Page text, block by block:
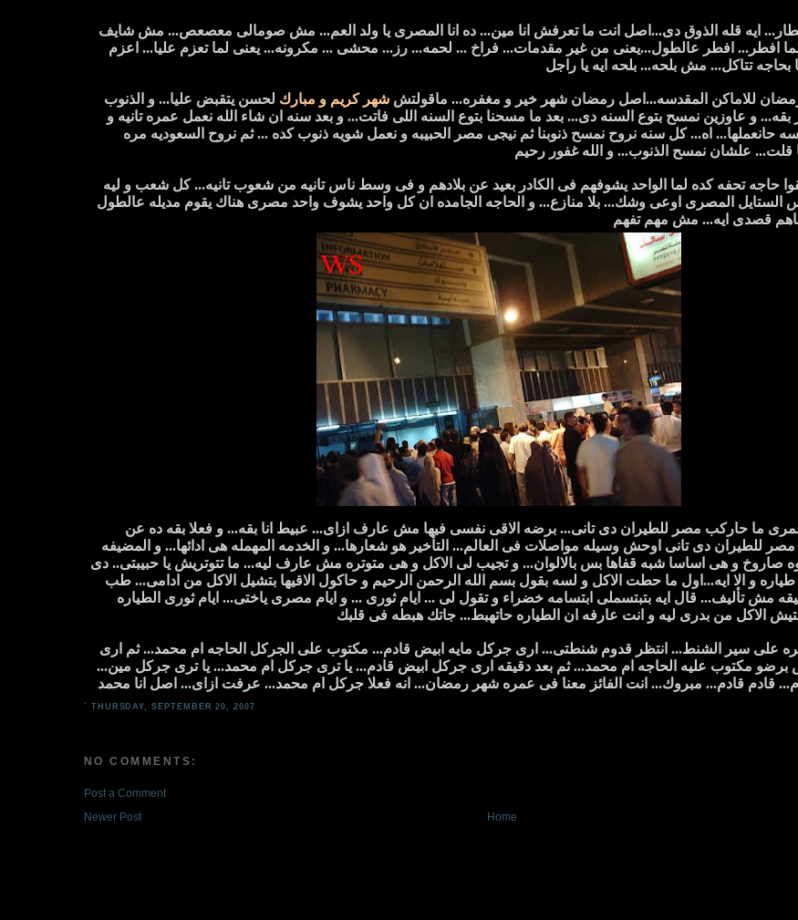
ايه قله الذوق دى...اصل انت ما تعرفش انا مين... ده انا المصرى يا ولد العم... مش صومالى معصعص... مش شايف
لما افطر... افطر عالطول...يعنى من غير مقدمات... فراخ ... لحمه... رز... محشى ... مكرونه... يعنى لما تعزم عليا... اعزم
بحاجه تتاكل... مش بلحه... بلحه ايه يا راجل
للاماكن المقدسه...اصل رمضان شهر خير و مغفره... ماقولتش شهر كريم و مبارك لحسن يتقبض عليا... و الذنوب
بقه... و عاوزين نمسح بتوع السنه دى... بعد ما مسحنا بتوع السنه اللى فاتت... و بعد سنه ان شاء الله نعمل عمره تانيه و
حانعملها... اه... كل سنه نروح نمسح ذنوبنا ثم نيجى مصر الحبيبه و نعمل شويه ذنوب كده ... ثم نروح السعوديه مره
قلت... علشان نمسح الذنوب... و الله غفور رحيم
حاجه تحفه كده لما الواحد يشوفهم فى الكادر بعيد عن بلادهم و فى وسط ناس تانيه من شعوب تانيه... كل شعب و ليه
الستايل المصرى اوعى وشك... بلا منازع... و الحاجه الجامده ان كل واحد يشوف واحد مصرى هناك يقوم مديله عالطول
قصدى ايه... مش مهم تفهم
ما حاركب مصر للطيران دى تانى... برضه الاقى نفسى فيها مش عارف ازاى... عبيط انا بقه... و فعلا بقه ده عن
للطيران دى تانى اوحش وسيله مواصلات فى العالم... التأخير هو شعارها... و الخدمه المهمله هى ادائها... و المضيفه
صاروخ و هى اساسا شبه قفاها بس بالالوان... و تجيب لى الاكل و هى متوتره مش عارف ليه... ما تتوتريش يا حبيبتى.. دى
طياره و الا ايه...اول ما حطت الاكل و لسه بقول بسم الله الرحمن الرحيم و حاكول الاقيها بتشيل الاكل من ادامى... طب
مش تأليف... قال ايه بتبتسملى ابتسامه خضراء و تقول لى ... ايام ثورى ... و ايام مصرى ياختى... ايام ثورى الطياره
الاكل من بدرى ليه و انت عارفه ان الطياره حاتهبط... جاتك هبطه فى قلبك
على سير الشنط... انتظر قدوم شنطتى... ارى جركل مايه ابيض قادم... مكتوب على الجركل الحاجه ام محمد... ثم ارى
برضو مكتوب عليه الحاجه ام محمد... ثم بعد دقيقه ارى جركل ابيض قادم... يا ترى جركل ام محمد... يا ترى جركل مين...
قادم قادم... مبروك... انت الفائز معنا فى عمره شهر رمضان... انه فعلا جركل ام محمد... عرفت ازاى... اصل انا محمد
` THURSDAY, SEPTEMBER 20, 2007
NO COMMENTS:
Post a Comment
Newer Post
Home